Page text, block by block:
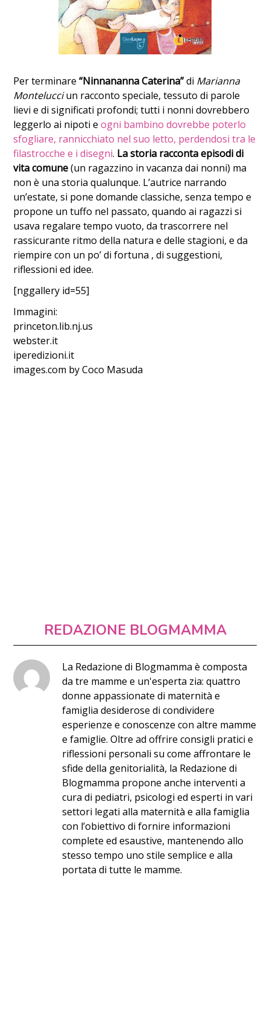
Per terminare“Ninnananna Caterina”di Marianna
Montelucciun racconto speciale, tessuto di parole
lievi e di significati profondi; tutti i nonni dovrebbero
leggerlo ai nipoti eogni bambino dovrebbe poterlo
sfogliare, rannicchiato nel suo letto, perdendosi tra le
filastrocche e i disegni. La storia racconta episodi di
vita comune(un ragazzino in vacanza dai nonni) ma
non è una storia qualunque. L’autrice narrando
un’estate, si pone domande classiche, senza tempo e
propone un tuffo nel passato, quando ai ragazzi si
usava regalare tempo vuoto, da trascorrere nel
rassicurante ritmo della natura e delle stagioni, e da
riempire con un po’ di fortuna , di suggestioni,
riflessioni ed idee.
[nggallery id=55]
Immagini:
princeton.lib.nj.us
webster.it
iperedizioni.it
images.com by Coco Masuda
REDAZIONE BLOGMAMMA
La Redazione di Blogmamma è composta
da tre mamme e un'esperta zia: quattro
donne appassionate di maternità e
famiglia desiderose di condividere
esperienze e conoscenze con altre mamme
e famiglie. Oltre ad offrire consigli pratici e
riflessioni personali su come affrontare le
sfide della genitorialità, la Redazione di
Blogmamma propone anche interventi a
cura di pediatri, psicologi ed esperti in vari
settori legati alla maternità e alla famiglia
con l’obiettivo di fornire informazioni
complete ed esaustive, mantenendo allo
stesso tempo uno stile semplice e alla
portata di tutte le mamme.